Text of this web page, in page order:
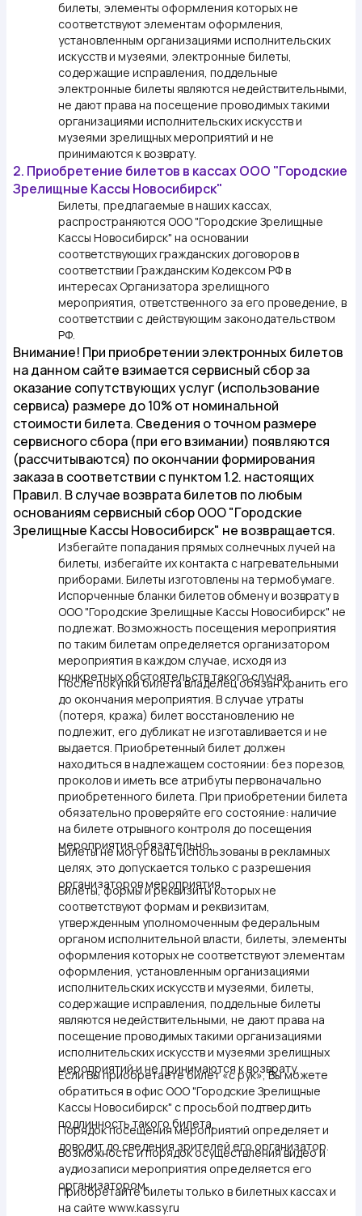
билеты, элементы оформления которых не
соответствуют элементам оформления,
установленным организациями исполнительских
искусств и музеями, электронные билеты,
содержащие исправления, поддельные
электронные билеты являются недействительными,
не дают права на посещение проводимых такими
организациями исполнительских искусств и
музеями зрелищных мероприятий и не
принимаются к возврату.
2. Приобретение билетов в кассах ООО "Городские
Зрелищные Кассы Новосибирск"
Билеты, предлагаемые в наших кассах,
распространяются ООО "Городские Зрелищные
Кассы Новосибирск" на основании
соответствующих гражданских договоров в
соответствии Гражданским Кодексом РФ в
интересах Организатора зрелищного
мероприятия, ответственного за его проведение, в
соответствии с действующим законодательством
РФ.
Внимание! При приобретении электронных билетов
на данном сайте взимается сервисный сбор за
оказание сопутствующих услуг (использование
сервиса) размере до 10% от номинальной
стоимости билета. Сведения о точном размере
сервисного сбора (при его взимании) появляются
(рассчитываются) по окончании формирования
заказа в соответствии с пунктом 1.2. настоящих
Правил. В случае возврата билетов по любым
основаниям сервисный сбор ООО "Городские
Зрелищные Кассы Новосибирск" не возвращается.
Избегайте попадания прямых солнечных лучей на
билеты, избегайте их контакта с нагревательными
приборами. Билеты изготовлены на термобумаге.
Испорченные бланки билетов обмену и возврату в
ООО "Городские Зрелищные Кассы Новосибирск" не
подлежат. Возможность посещения мероприятия
по таким билетам определяется организатором
мероприятия в каждом случае, исходя из
конкретных обстоятельств такого случая.
После покупки билета владелец обязан хранить его
до окончания мероприятия. В случае утраты
(потеря, кража) билет восстановлению не
подлежит, его дубликат не изготавливается и не
выдается. Приобретенный билет должен
находиться в надлежащем состоянии: без порезов,
проколов и иметь все атрибуты первоначально
приобретенного билета. При приобретении билета
обязательно проверяйте его состояние: наличие
на билете отрывного контроля до посещения
мероприятия обязательно.
Билеты не могут быть использованы в рекламных
целях, это допускается только с разрешения
организаторов мероприятия.
Билеты, формы и реквизиты которых не
соответствуют формам и реквизитам,
утвержденным уполномоченным федеральным
органом исполнительной власти, билеты, элементы
оформления которых не соответствуют элементам
оформления, установленным организациями
исполнительских искусств и музеями, билеты,
содержащие исправления, поддельные билеты
являются недействительными, не дают права на
посещение проводимых такими организациями
исполнительских искусств и музеями зрелищных
мероприятий и не принимаются к возврату.
Если Вы приобретаете билет «с рук», Вы можете
обратиться в офис ООО "Городские Зрелищные
Кассы Новосибирск" с просьбой подтвердить
подлинность такого билета.
Порядок посещения мероприятий определяет и
доводит до сведения зрителей его организатор.
Возможность и порядок осуществления видео и
аудиозаписи мероприятия определяется его
организатором.
Приобретайте билеты только в билетных кассах и
на сайте www.kassy.ru